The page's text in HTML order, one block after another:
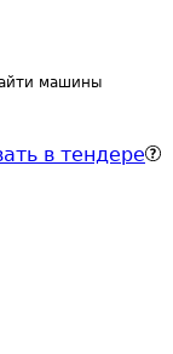
машины
в тендере